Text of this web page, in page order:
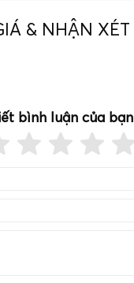
& NHẬN XÉT
bình luận của bạn